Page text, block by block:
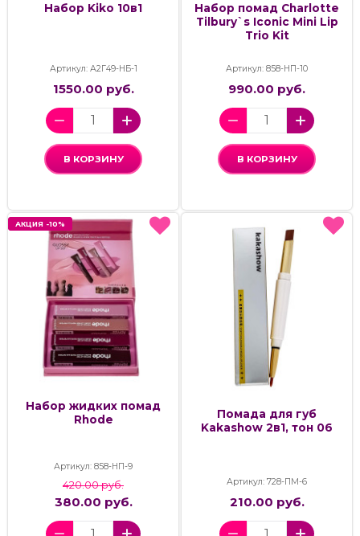
Набор Kiko 10в1
Артикул: А2Г49-НБ-1
1550.00 руб.
В КОРЗИНУ
Набор помад Charlotte
Tilbury`s Iconic Mini Lip
Trio Kit
Артикул: 858-НП-10
990.00 руб.
В КОРЗИНУ
АКЦИЯ -10%
Набор жидких помад
Rhode
Артикул: 858-НП-9
АКЦИЯ -10%
420.00 руб.
380.00 руб.
Помада для губ
Kakashow 2в1, тон 06
Артикул: 728-ПМ-6
210.00 руб.